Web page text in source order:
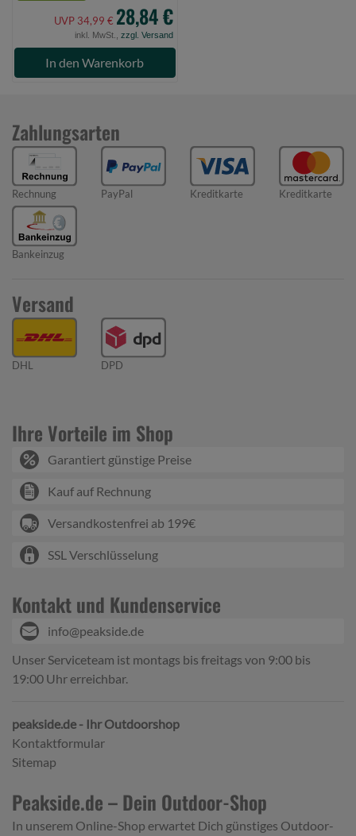
UVP 34,99 € 28,84 €
inkl. MwSt., zzgl. Versand
In den Warenkorb
Zahlungsarten
Rechnung PayPal Kreditkarte Kreditkarte
Bankeinzug
Versand
DHL DPD
Ihre Vorteile im Shop
Garantiert günstige Preise
Kauf auf Rechnung
Versandkostenfrei ab 199€
SSL Verschlüsselung
Kontakt und Kundenservice
info@peakside.de
Unser Serviceteam ist montags bis freitags von 9:00 bis
19:00 Uhr erreichbar.
peakside.de - Ihr Outdoorshop
Kontaktformular
Sitemap
Peakside.de – Dein Outdoor-Shop
In unserem Online-Shop erwartet Dich günstiges Outdoor-